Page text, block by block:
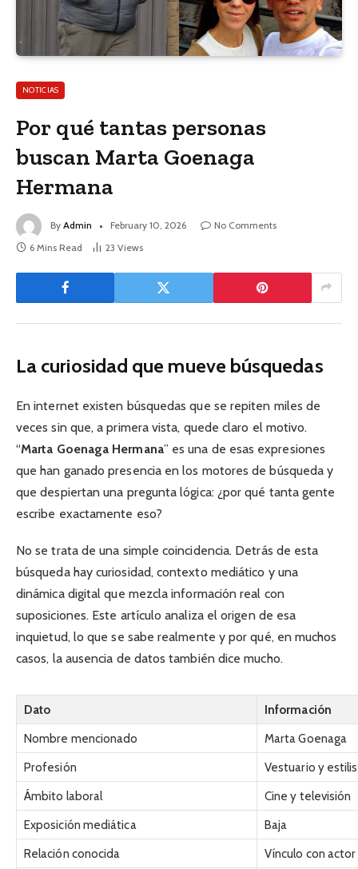
NOTICIAS
Por qué tantas personas
buscan Marta Goenaga
Hermana
By Admin February 10, 2026
No Comments
6 Mins Read
23 Views
La curiosidad que mueve búsquedas
En internet existen búsquedas que se repiten miles de
veces sin que, a primera vista, quede claro el motivo.
“Marta Goenaga Hermana” es una de esas expresiones
que han ganado presencia en los motores de búsqueda y
que despiertan una pregunta lógica: ¿por qué tanta gente
escribe exactamente eso?
No se trata de una simple coincidencia. Detrás de esta
búsqueda hay curiosidad, contexto mediático y una
dinámica digital que mezcla información real con
suposiciones. Este artículo analiza el origen de esa
inquietud, lo que se sabe realmente y por qué, en muchos
casos, la ausencia de datos también dice mucho.
Dato
Información
Nombre mencionado
Marta Goenaga
Profesión
Vestuario y
Ámbito laboral
Cine y televisión
Exposición mediática
Baja
Relación conocida
Vínculo con